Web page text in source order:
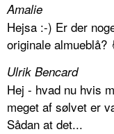
Amalie
Hejsa :-) Er der
originale almueblå?
Ulrik Bencard
Hej - hvad nu hvis
meget af sølvet er
Sådan at det...